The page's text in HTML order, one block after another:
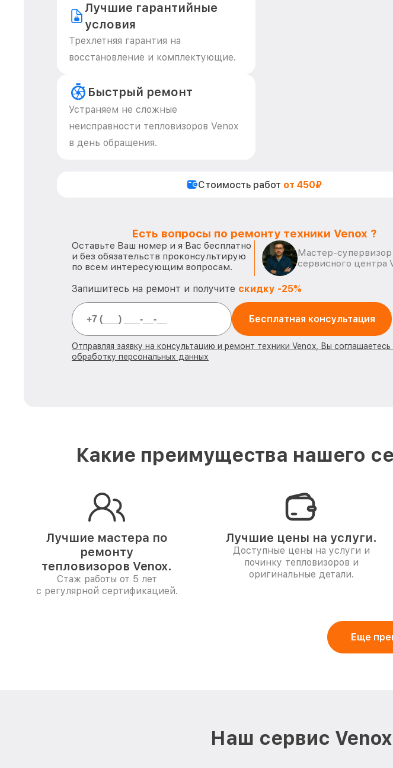
Лучшие гарантийные
условия
Трехлетняя гарантия на
восстановление и комплектующие.
Быстрый ремонт
Устраняем не сложные
неисправности тепловизоров Venox
в день обращения.
Стоимость работ от 450₽
Есть вопросы по ремонту техники Venox ?
Оставьте Ваш номер и я Вас бесплатно
и без обязательств проконсультирую
по всем интересующим вопросам.
Мастер-супервизор
сервисного центра
Запишитесь на ремонт и получите скидку -25%
Бесплатная консультация
Отправляя заявку на консультацию и ремонт техники Venox, Вы соглашаетесь
обработку персональных данных
Какие преимущества нашего
Лучшие мастера по
ремонту
тепловизоров Venox.
Стаж работы от 5 лет
с регулярной сертификацией.
Лучшие цены на услуги.
Доступные цены на услуги и
починку тепловизоров и
оригинальные детали.
Еще
Наш сервис